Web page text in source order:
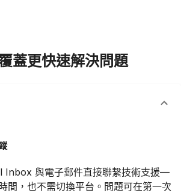
蓋更快速解決問題
Inbox 與電子郵件直接聯繫技術支援—
間，也不需切換平台。問題可在第一次